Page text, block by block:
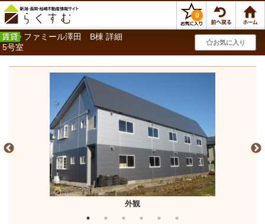
0
ファミール澤田 B棟 詳細
5号室
お気に入り
外観